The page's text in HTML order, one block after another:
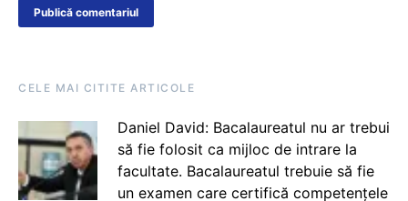
CELE MAI CITITE ARTICOLE
Daniel David: Bacalaureatul nu ar trebui
să fie folosit ca mijloc de intrare la
facultate. Bacalaureatul trebuie să fie
un examen care certifică competențele